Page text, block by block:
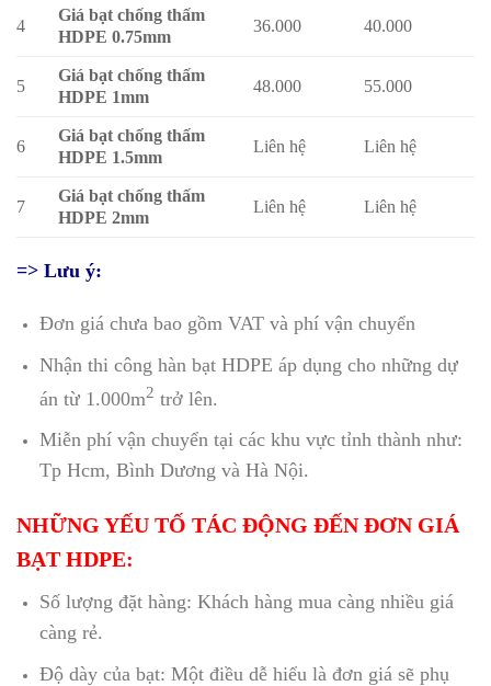
4
Giá bạt chống thấm
HDPE 0.75mm
36.000 40.000
5
Giá bạt chống thấm
HDPE 1mm
48.000 55.000
6
Giá bạt chống thấm
HDPE 1.5mm
Liên hệ Liên hệ
7
Giá bạt chống thấm
HDPE 2mm
Liên hệ Liên hệ
=> Lưu ý:
Đơn giá chưa bao gồm VAT và phí vận chuyển
Nhận thi công hàn bạt HDPE áp dụng cho những dự
án từ 1.000m2 trở lên.
Miễn phí vận chuyển tại các khu vực tỉnh thành như:
Tp Hcm, Bình Dương và Hà Nội.
NHỮNG YẾU TỐ TÁC ĐỘNG ĐẾN ĐƠN GIÁ
BẠT HDPE:
Số lượng đặt hàng: Khách hàng mua càng nhiều giá
càng rẻ.
Độ dày của bạt: Một điều dễ hiểu là đơn giá sẽ phụ